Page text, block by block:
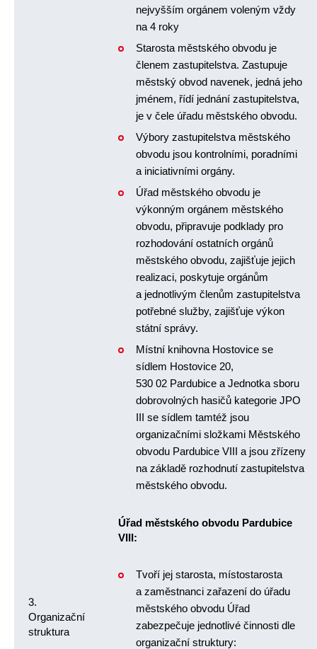
3.
Organizační
struktura
nejvyšším orgánem voleným vždy
na 4 roky
Starosta městského obvodu je
členem zastupitelstva. Zastupuje
městský obvod navenek, jedná jeho
jménem, řídí jednání zastupitelstva,
je v čele úřadu městského obvodu.
Výbory zastupitelstva městského
obvodu jsou kontrolními, poradními
a iniciativními orgány.
Úřad městského obvodu je
výkonným orgánem městského
obvodu, připravuje podklady pro
rozhodování ostatních orgánů
městského obvodu, zajišťuje jejich
realizaci, poskytuje orgánům
a jednotlivým členům zastupitelstva
potřebné služby, zajišťuje výkon
státní správy.
Místní knihovna Hostovice se
sídlem Hostovice 20,
530 02 Pardubice a Jednotka sboru
dobrovolných hasičů kategorie JPO
III se sídlem tamtéž jsou
organizačními složkami Městského
obvodu Pardubice VIII a jsou zřízeny
na základě rozhodnutí zastupitelstva
městského obvodu.
Úřad městského obvodu Pardubice
VIII:
Tvoří jej starosta, místostarosta
a zaměstnanci zařazení do úřadu
městského obvodu Úřad
zabezpečuje jednotlivé činnosti dle
organizační struktury: